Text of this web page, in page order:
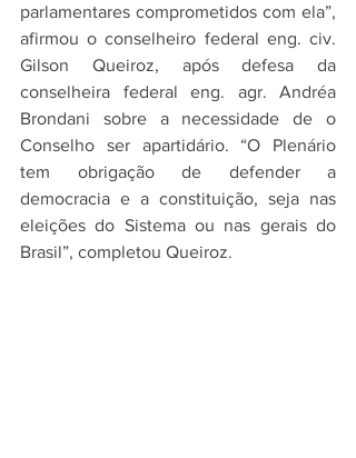
parlamentares comprometidos com ela”,
afirmou o conselheiro federal eng. civ.
Gilson Queiroz, após defesa da
conselheira federal eng. agr. Andréa
Brondani sobre a necessidade de o
Conselho ser apartidário. “O Plenário
tem obrigação de defender a
democracia e a constituição, seja nas
eleições do Sistema ou nas gerais do
Brasil”, completou Queiroz.